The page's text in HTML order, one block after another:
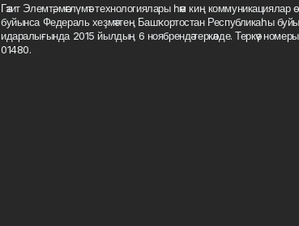
Гәзит Элемтә, мәғлүмәт технологиялары һәм киң коммуникациялар
буйынса Федераль хеҙмәттең Башҡортостан Республикаһы
идаралығында 2015 йылдың 6 ноябрендә теркәлде. Теркәү
01480.